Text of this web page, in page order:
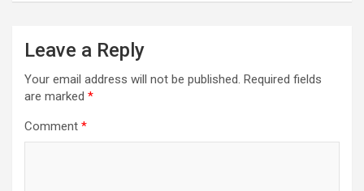
Leave a Reply
Your email address will not be published. Required fields
are marked *
Comment *